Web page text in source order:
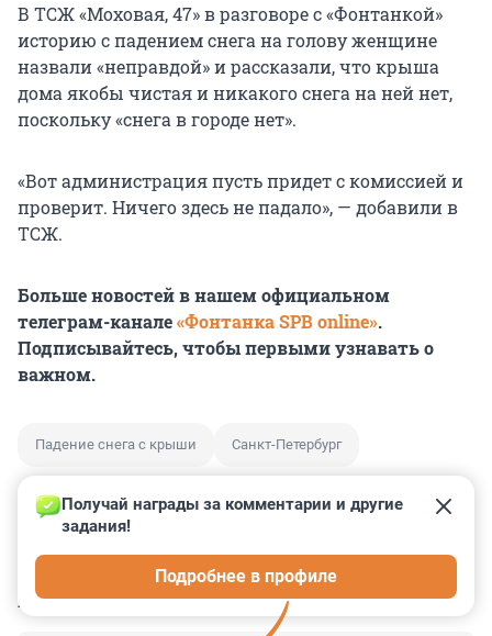
В ТСЖ «Моховая, 47» в разговоре с «Фонтанкой»
историю с падением снега на голову женщине
назвали «неправдой» и рассказали, что крыша
дома якобы чистая и никакого снега на ней нет,
поскольку «снега в городе нет».
«Вот администрация пусть придет с комиссией и
проверит. Ничего здесь не падало», — добавили в
ТСЖ.
Больше новостей в нашем официальном
телеграм-канале«Фонтанка SPB online».
Подписывайтесь, чтобы первыми узнавать о
важном.
Падение снега с крыши Санкт-Петербург
КОММЕНТАРИИ 3
Получай награды за комментарии и другие
задания!
Подробнее в профиле